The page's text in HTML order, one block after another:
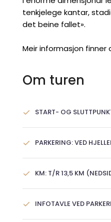
tenkjelege kantar,
det beine fallet».
Meir informasjon finner
Om turen
START- OG
PARKERING: VED
KM: T/R 13,5 KM
INFOTAVLE VED